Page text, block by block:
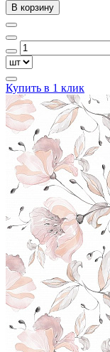
В корзину
Купить в 1 клик